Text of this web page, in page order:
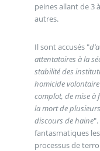
peines allant de 3
autres.
Il sont accusés "
attentatoires à la
stabilité des
homicide
complot, de mise à feu volontaire des forêts ayant entraîné
la mort de
discours de haine".
fantasmatiques
processus de